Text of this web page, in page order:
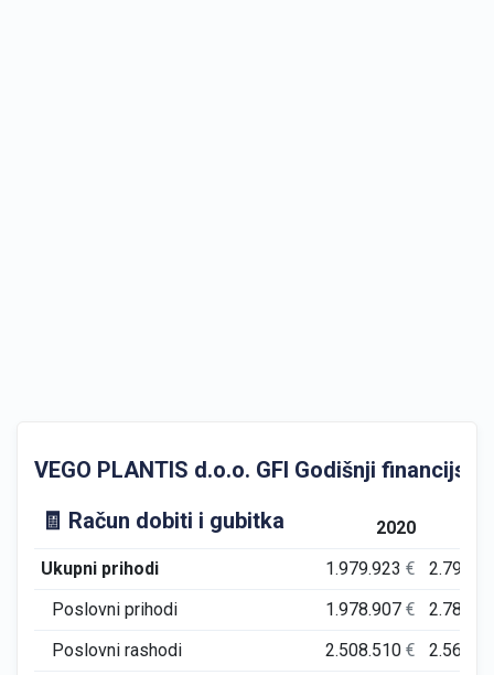
VEGO PLANTIS d.o.o. GFI Godišnji
🧾 Račun dobiti i gubitka
2020
Ukupni prihodi
1.979.923€
Poslovni prihodi
1.978.907€
Poslovni rashodi
2.508.510€